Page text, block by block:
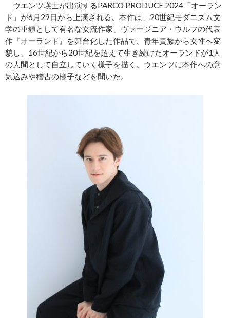
ウエンツ瑛士が出演するPARCO PRODUCE 2024「オーラン
ド」が6月29日から上演される。本作は、20世紀モダニズム文
学の重鎮として有名な女流作家、ヴァージニア・ウルフの代表
作『オーランド』を舞台化した作品で、青年貴族から女性へ変
貌し、16世紀から20世紀を超えて生き続けたオーランドが1人
の人間として自立していく様子を描く。ウエンツに本作への意
気込みや稽古の様子などを聞いた。